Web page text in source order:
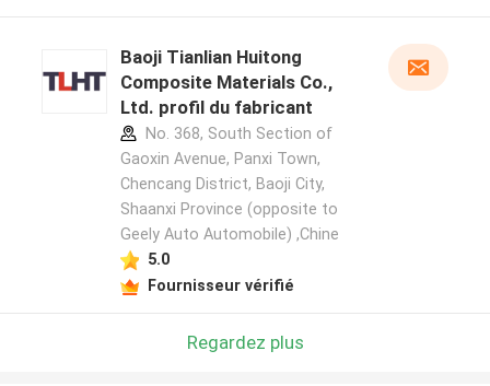
Baoji Tianlian Huitong
Composite Materials Co.,
Ltd. profil du fabricant
No. 368, South Section of
Gaoxin Avenue, Panxi Town,
Chencang District, Baoji City,
Shaanxi Province (opposite to
Geely Auto Automobile) ,Chine
5.0
Fournisseur vérifié
Regardez plus